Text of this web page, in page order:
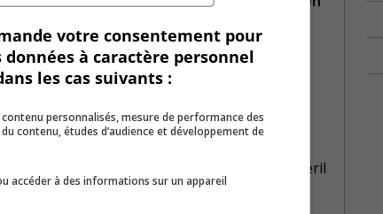
de Marie-Victorin ce matin.
la FIQ sont en cours.
de leurs préoccupations.
actuelles du gouvernement mettent en péril
votre consentement pour
à caractère personnel
les cas suivants :
personnalisés, mesure de performance des
contenu, études d’audience et développement de
accéder à des informations sur un appareil